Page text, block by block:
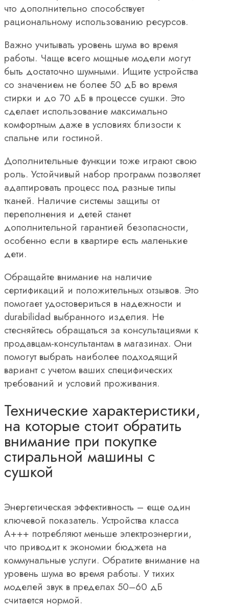
что дополнительно способствует
рациональному использованию ресурсов.
Важно учитывать уровень шума во время
работы. Чаще всего мощные модели могут
быть достаточно шумными. Ищите устройства
со значением не более 50 дБ во время
стирки и до 70 дБ в процессе сушки. Это
сделает использование максимально
комфортным даже в условиях близости к
спальне или гостиной.
Дополнительные функции тоже играют свою
роль. Устойчивый набор программ позволяет
адаптировать процесс под разные типы
тканей. Наличие системы защиты от
переполнения и детей станет
дополнительной гарантией безопасности,
особенно если в квартире есть маленькие
дети.
Обращайте внимание на наличие
сертификаций и положительных отзывов. Это
помогает удостовериться в надежности и
durabilidad выбранного изделия. Не
стесняйтесь обращаться за консультациями к
продавцам-консультантам в магазинах. Они
помогут выбрать наиболее подходящий
вариант с учетом ваших специфических
требований и условий проживания.
Технические характеристики,
на которые стоит обратить
внимание при покупке
стиральной машины с
сушкой
Энергетическая эффективность – еще один
ключевой показатель. Устройства класса
A+++ потребляют меньше электроэнергии,
что приводит к экономии бюджета на
коммунальные услуги. Обратите внимание на
уровень шума во время работы. У тихих
моделей звук в пределах 50–60 дБ
считается нормой.